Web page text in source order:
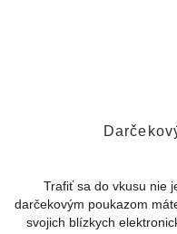
Trafiť sa do vkusu nie
darčekovým poukazom
svojich blízkych